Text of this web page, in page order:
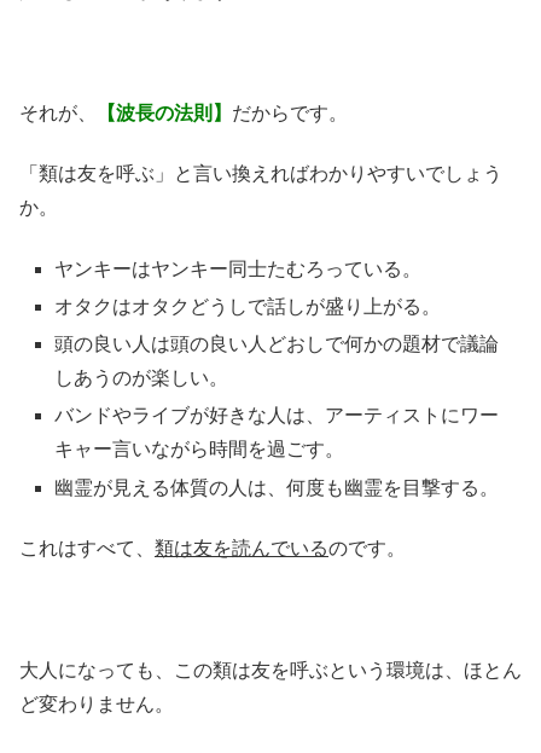
それが、 【波長の法則】 だからです。
「類は友を呼ぶ」と言い換えればわかりやすいでしょう
か。
ヤンキーはヤンキー同士たむろっている。
オタクはオタクどうしで話しが盛り上がる。
頭の良い人は頭の良い人どおしで何かの題材で議論
しあうのが楽しい。
バンドやライブが好きな人は、アーティストにワー
キャー言いながら時間を過ごす。
幽霊が見える体質の人は、何度も幽霊を目撃する。
これはすべて、 類は友を読んでいるのです。
大人になっても、この類は友を呼ぶという環境は、ほとん
ど変わりません。